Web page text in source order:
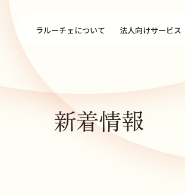
ラルーチェについて 法人向けサービス
新着情報